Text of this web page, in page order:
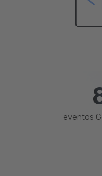
eventos